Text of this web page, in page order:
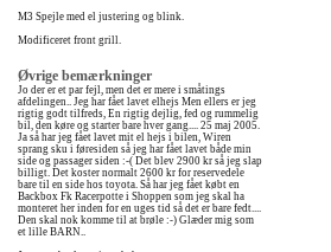
M3 Spejle med el justering og blink.
Modificeret front grill.
Øvrige bemærkninger
Jo der er et par fejl, men det er mere i småtings
afdelingen.. Jeg har fået lavet elhejs Men ellers er jeg
rigtig godt tilfreds, En rigtig dejlig, fed og rummelig
bil, den køre og starter bare hver gang.... 25 maj 2005.
Ja så har jeg fået lavet mit el hejs i bilen, Wiren
sprang sku i føresiden så jeg har fået lavet både min
side og passager siden :-( Det blev 2900 kr så jeg slap
billigt. Det koster normalt 2600 kr for reservedele
bare til en side hos toyota. Så har jeg fået købt en
Backbox Fk Racerpotte i Shoppen som jeg skal ha
monteret her inden for en uges tid så det er bare fedt....
Den skal nok komme til at brøle :-) Glæder mig som
et lille BARN..